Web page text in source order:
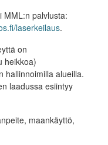
MML:n palvlusta:
laserkeilaus.
on
heikkoa)
hallinnoimilla alueilla.
laadussa esiintyy
maankäyttö,